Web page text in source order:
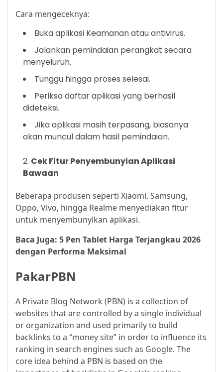
Cara mengeceknya:
Buka aplikasi Keamanan atau antivirus.
Jalankan pemindaian perangkat secara
menyeluruh.
Tunggu hingga proses selesai.
Periksa daftar aplikasi yang berhasil
dideteksi.
Jika aplikasi masih terpasang, biasanya
akan muncul dalam hasil pemindaian.
Cek Fitur Penyembunyian Aplikasi
Bawaan
Beberapa produsen seperti Xiaomi, Samsung,
Oppo, Vivo, hingga Realme menyediakan fitur
untuk menyembunyikan aplikasi.
Baca Juga: 5 Pen Tablet Harga Terjangkau 2026
dengan Performa Maksimal
PakarPBN
A Private Blog Network (PBN) is a collection of
websites that are controlled by a single individual
or organization and used primarily to build
backlinks to a “money site” in order to influence its
ranking in search engines such as Google. The
core idea behind a PBN is based on the